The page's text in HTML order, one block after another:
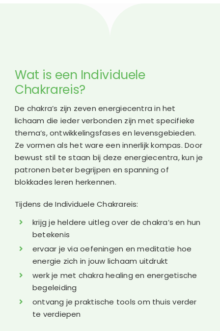
Wat is een Individuele
Chakrareis?
De chakra’s zijn zeven energiecentra in het
lichaam die ieder verbonden zijn met specifieke
thema’s, ontwikkelingsfases en levensgebieden.
Ze vormen als het ware een innerlijk kompas. Door
bewust stil te staan bij deze energiecentra, kun je
patronen beter begrijpen en spanning of
blokkades leren herkennen.
Tijdens de Individuele Chakrareis:
krijg je heldere uitleg over de chakra’s en hun
betekenis
ervaar je via oefeningen en meditatie hoe
energie zich in jouw lichaam uitdrukt
werk je met chakra healing en energetische
begeleiding
ontvang je praktische tools om thuis verder
te verdiepen